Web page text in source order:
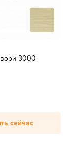
3000
сейчас